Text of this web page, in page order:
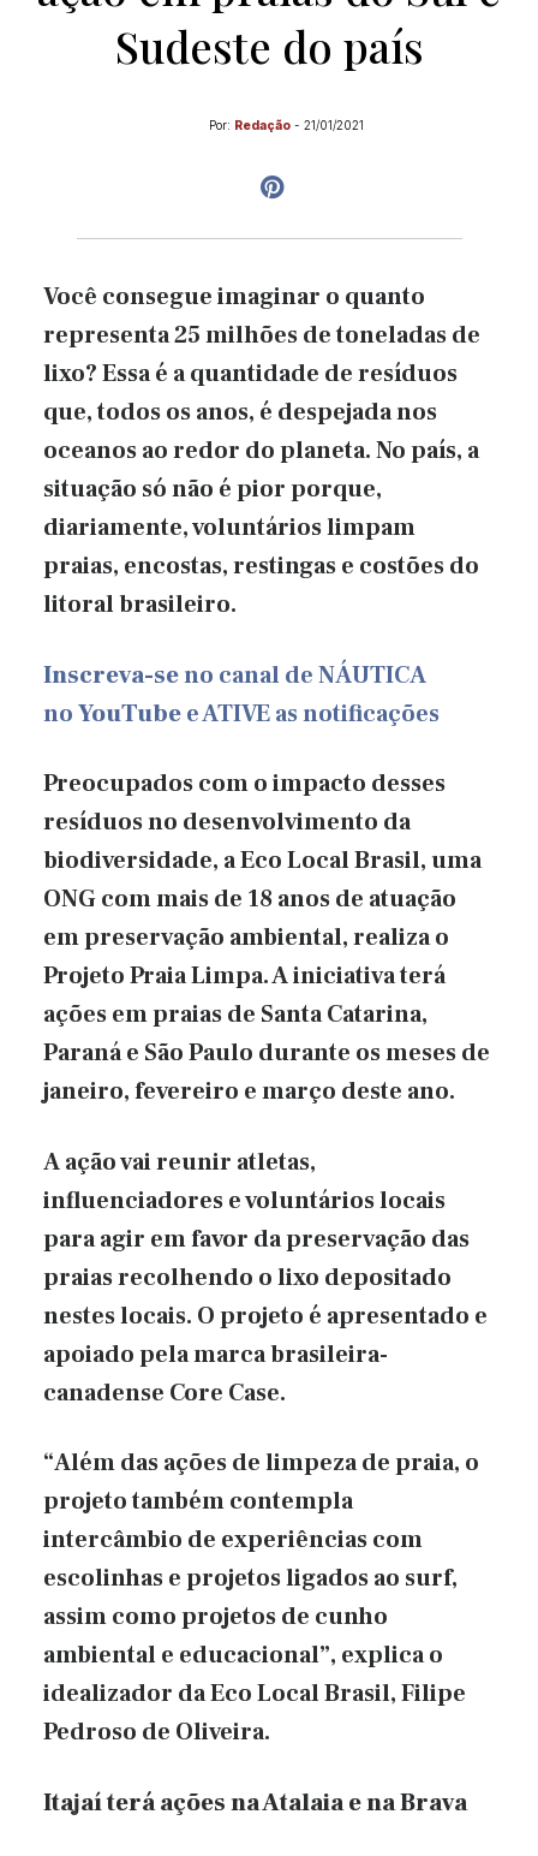
Sudeste do país
Por: Redação - 21/01/2021
Você consegue imaginar o quanto
representa 25 milhões de toneladas de
lixo? Essa é a quantidade de resíduos
que, todos os anos, é despejada nos
oceanos ao redor do planeta. No país, a
situação só não é pior porque,
diariamente, voluntários limpam
praias, encostas, restingas e costões do
litoral brasileiro.
Inscreva-seno canal de NÁUTICA
noYouTubee ATIVE as notificações
Preocupados com o impacto desses
resíduos no desenvolvimento da
biodiversidade, a Eco Local Brasil, uma
ONG com mais de 18 anos de atuação
em preservação ambiental, realiza o
Projeto Praia Limpa. A iniciativa terá
ações em praias de Santa Catarina,
Paraná e São Paulo durante os meses de
janeiro, fevereiro e março deste ano.
A ação vai reunir atletas,
influenciadores e voluntários locais
para agir em favor da preservação das
praias recolhendo o lixo depositado
nestes locais. O projeto é apresentado e
apoiado pela marca brasileira-
canadense Core Case.
“Além das ações de limpeza de praia, o
projeto também contempla
intercâmbio de experiências com
escolinhas e projetos ligados ao surf,
assim como projetos de cunho
ambiental e educacional”, explica o
idealizador da Eco Local Brasil, Filipe
Pedroso de Oliveira.
Itajaí terá ações na Atalaia e na Brava